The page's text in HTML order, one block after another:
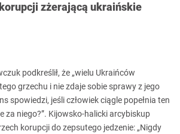
zżerającą ukraińskie
podkreślił, że „wielu Ukraińców
grzechu i nie zdaje sobie sprawy z jego
spowiedzi, jeśli człowiek ciągle popełnia ten
za niego?”. Kijowsko-halicki arcybiskup
korupcji do zepsutego jedzenie: „Nigdy